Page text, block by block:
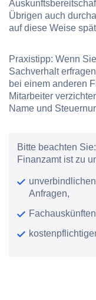
Übrigen auch
auf diese Weise
Praxistipp: Wenn
Sachverhalt
bei einem anderen
Mitarbeiter
Name und
Bitte beachten Sie:
Finanzamt ist zu
Anfragen,